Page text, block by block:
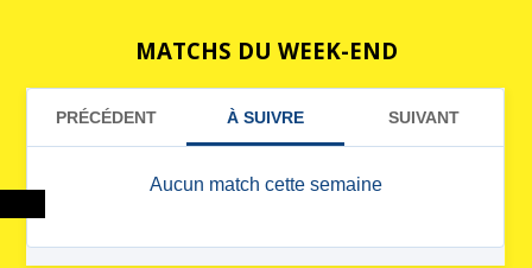
MATCHS DU WEEK-END